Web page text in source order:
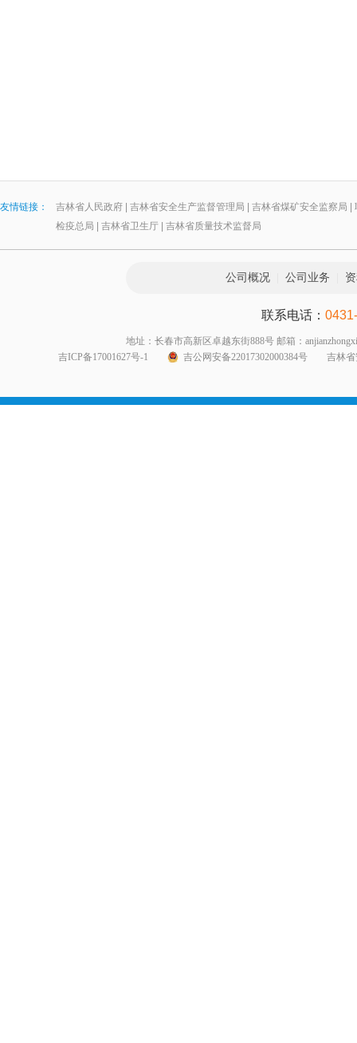
友情链接： 吉林省人民政府 吉林省安全生产监督管理局 吉林省煤矿安全监察局
检疫总局
吉林省卫生厅 吉林省质量技术监督局
公司概况| 公司业务
联系电话：
地址：长春市高新区卓越东街888号 邮箱：
吉ICP备17001627号-1
吉公网安备22017302000384号吉林省安